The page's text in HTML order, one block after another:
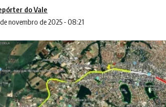
novembro de 2025 - 08:21
do Vale